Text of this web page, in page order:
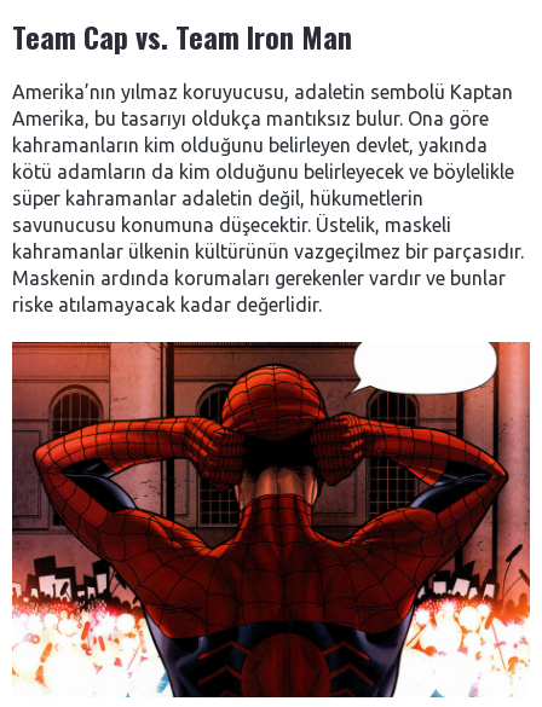
Team Cap vs. Team Iron Man
Amerika’nın yılmaz koruyucusu, adaletin sembolü Kaptan
Amerika, bu tasarıyı oldukça mantıksız bulur. Ona göre
kahramanların kim olduğunu belirleyen devlet, yakında
kötü adamların da kim olduğunu belirleyecek ve böylelikle
süper kahramanlar adaletin değil, hükumetlerin
savunucusu konumuna düşecektir. Üstelik, maskeli
kahramanlar ülkenin kültürünün vazgeçilmez bir parçasıdır.
Maskenin ardında korumaları gerekenler vardır ve bunlar
riske atılamayacak kadar değerlidir.